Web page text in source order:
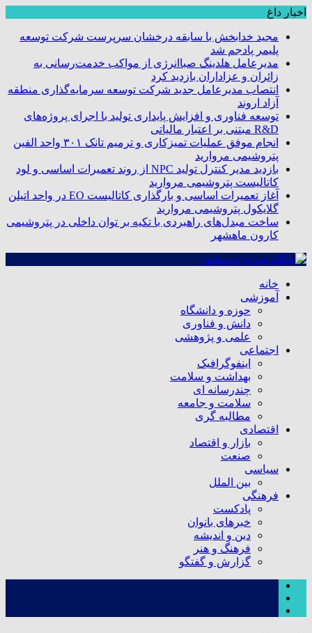
اخبار داغ
مجید خدابخش با سابقه درخشان سرپرست شرکت توسعه
پلیمر پادجم شد
مدیرعامل هلدینگ صباانرژی از مواکب خدمت‌رسانی به
زائران و عزاداران بازدید کرد
انتصاب مدیرعامل جدید شرکت توسعه سرمایه‌گذاری منطقه
آزاد اروند
توسعه فناوری و افزایش پایداری تولید با اجرای پروژه‌های
R&D مبتنی بر اعتبار مالیاتی
انجام موفق عملیات تمیزکاری و ترمیم تانک ۳۰۱ واحد الفین
پتروشیمی مروارید
بازدید مدیر کنترل تولید NPC از روند تعمیرات اساسی و لود
کاتالیست پتروشیمی مروارید
آغاز تعمیرات اساسی و بارگذاری کاتالیست EO در واحد اتیلن
گلایکول پتروشیمی مروارید
ساخت مبدل‌های راهبردی با تکیه بر توان داخلی در پتروشیمی
کارون ماهشهر
خانه
آموزشی
حوزه و دانشگاه
دانش و فناوری
علمی و پژوهشی
اجتماعی
اینفوگرافیک
بهداشت و سلامت
چندرسانه ای
سلامت و جامعه
مطالبه گری
اقتصادی
بازار و اقتصاد
صنعت
سیاسی
بین الملل
فرهنگی
پادکست
خبرهای بانوان
دین و اندیشه
فرهنگ و هنر
گزارش و گفتگو